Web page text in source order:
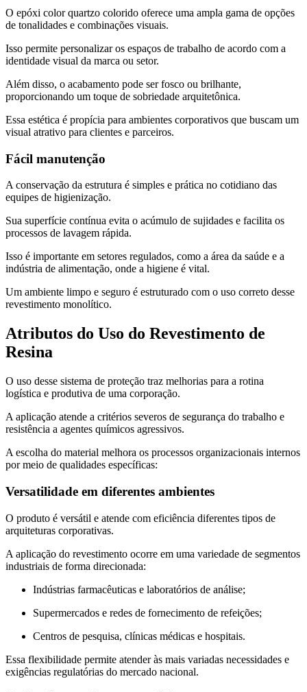
O epóxi color quartzo colorido oferece uma ampla gama de opções
de tonalidades e combinações visuais.
Isso permite personalizar os espaços de trabalho de acordo com a
identidade visual da marca ou setor.
Além disso, o acabamento pode ser fosco ou brilhante,
proporcionando um toque de sobriedade arquitetônica.
Essa estética é propícia para ambientes corporativos que buscam um
visual atrativo para clientes e parceiros.
Fácil manutenção
A conservação da estrutura é simples e prática no cotidiano das
equipes de higienização.
Sua superfície contínua evita o acúmulo de sujidades e facilita os
processos de lavagem rápida.
Isso é importante em setores regulados, como a área da saúde e a
indústria de alimentação, onde a higiene é vital.
Um ambiente limpo e seguro é estruturado com o uso correto desse
revestimento monolítico.
Atributos do Uso do Revestimento de
Resina
O uso desse sistema de proteção traz melhorias para a rotina
logística e produtiva de uma corporação.
A aplicação atende a critérios severos de segurança do trabalho e
resistência a agentes químicos agressivos.
A escolha do material melhora os processos organizacionais internos
por meio de qualidades específicas:
Versatilidade em diferentes ambientes
O produto é versátil e atende com eficiência diferentes tipos de
arquiteturas corporativas.
A aplicação do revestimento ocorre em uma variedade de segmentos
industriais de forma direcionada:
Indústrias farmacêuticas e laboratórios de análise;
Supermercados e redes de fornecimento de refeições;
Centros de pesquisa, clínicas médicas e hospitais.
Essa flexibilidade permite atender às mais variadas necessidades e
exigências regulatórias do mercado nacional.